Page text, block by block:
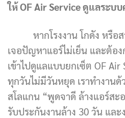
ให้ OF Air Service ดูแลระบ
หากโรงงาน โกดัง หรือส
เจอปัญหาแอร์ไม่เย็น และต้อ
เข้าไปดูแลแบบยกเซ็ต OF
ทุกวันไม่มีวันหยุด เราทำงานด้
สโลแกน “พูดจาดี ล้างแอร์สะ
รับประกันงานล้าง 30 วัน แล